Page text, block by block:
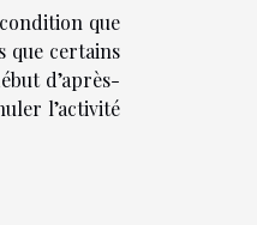
que
que certains
d’après-
l’activité